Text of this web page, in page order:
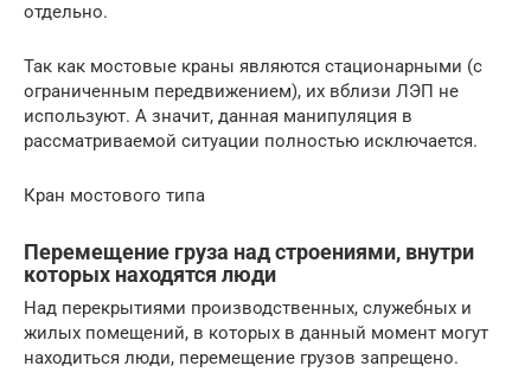
отдельно.
Так как мостовые краны являются стационарными (с
ограниченным передвижением), их вблизи ЛЭП не
используют. А значит, данная манипуляция в
рассматриваемой ситуации полностью исключается.
Кран мостового типа
Перемещение груза над строениями, внутри
которых находятся люди
Над перекрытиями производственных, служебных и
жилых помещений, в которых в данный момент могут
находиться люди, перемещение грузов запрещено.